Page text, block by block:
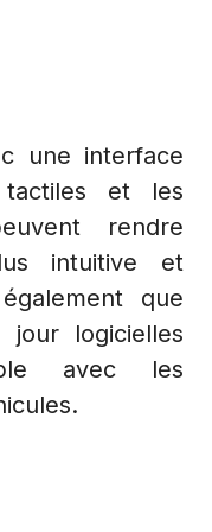
une interface
tactiles et les
rendre
intuitive et
que
jour logicielles
avec les